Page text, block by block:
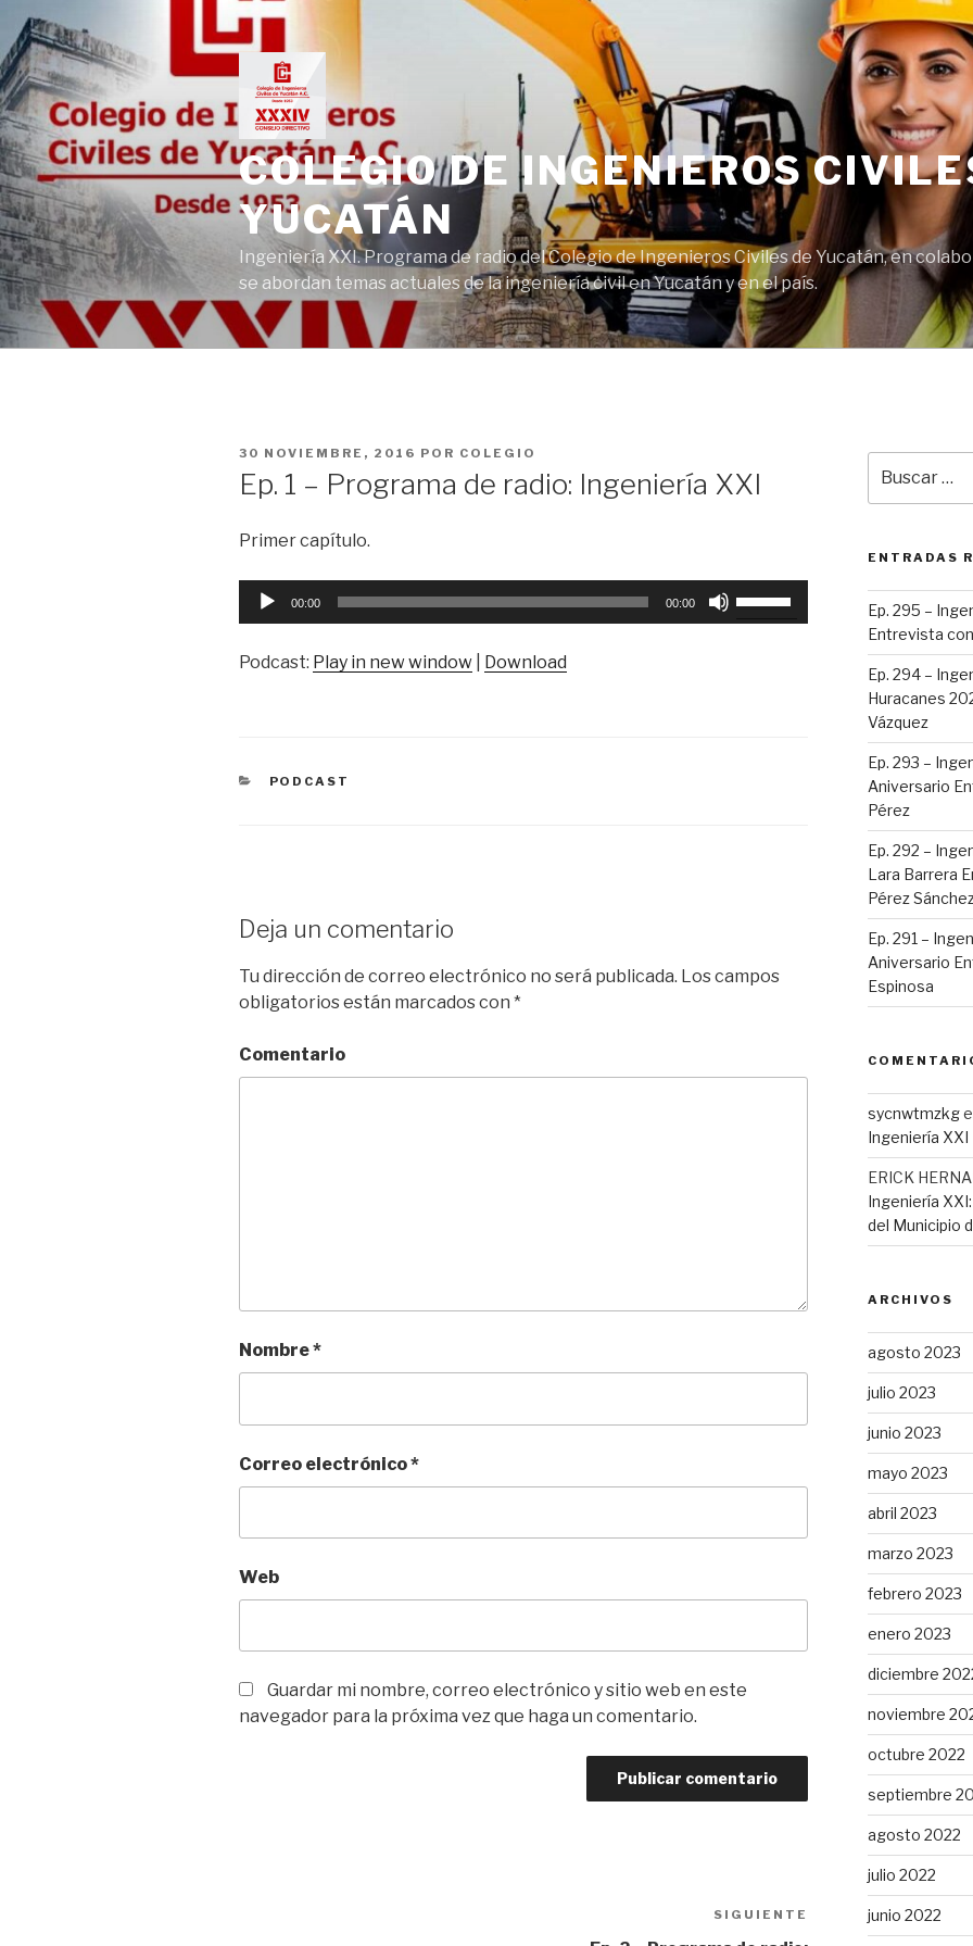
al
contenido
COLEGIO DE INGENIEROS
YUCATÁN
Ingeniería XXI. Programa de radio del Colegio de Ingenieros Civiles de Yucatán, en
se abordan temas actuales de la ingeniería civil en Yucatán y en el país.
PUBLICADO
EN
30 NOVIEMBRE, 2016 POR COLEGIO
Ep. 1 – Programa de radio: Ingeniería XXI
Primer capítulo.
Reproductor
00:00 00:00
Podcast: Play in new window Download
CATEGORÍAS
PODCAST
Deja un comentario
Tu dirección de correo electrónico no será publicada. Los campos
obligatorios están marcados con *
Comentario
Nombre*
Correo electrónico*
Web
Guardar mi nombre, correo electrónico y sitio web en este
navegador para la próxima vez que haga un comentario.
Siguiente
SIGUIENTE
por:
ENTRADAS
Ep. 295 –
Entrevista
Ep. 294 –
Huracanes
Vázquez
Ep. 293 –
Aniversario
Pérez
Ep. 292 –
Lara Barrera
Pérez
Ep. 291 –
Aniversario
Espinosa
sycnwtmzkg
Ingeniería XXI
ERICK
Ingeniería
del Municipio
ARCHIVOS
agosto 2023
julio 2023
junio 2023
mayo 2023
abril 2023
marzo 2023
febrero 2023
enero 2023
diciembre
noviembre
octubre 2022
septiembre
agosto 2022
julio 2022
junio 2022